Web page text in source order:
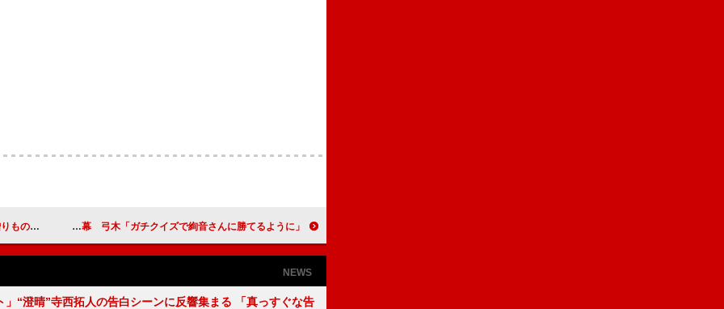
に染みた」 乃木坂・鈴木絢音と弓木奈於の舞台が開幕 弓木「ガチクイズで絢音さんに勝てるように」
NEWS
」“澄晴”寺西拓人の告白シーンに反響集まる 「真っすぐな告